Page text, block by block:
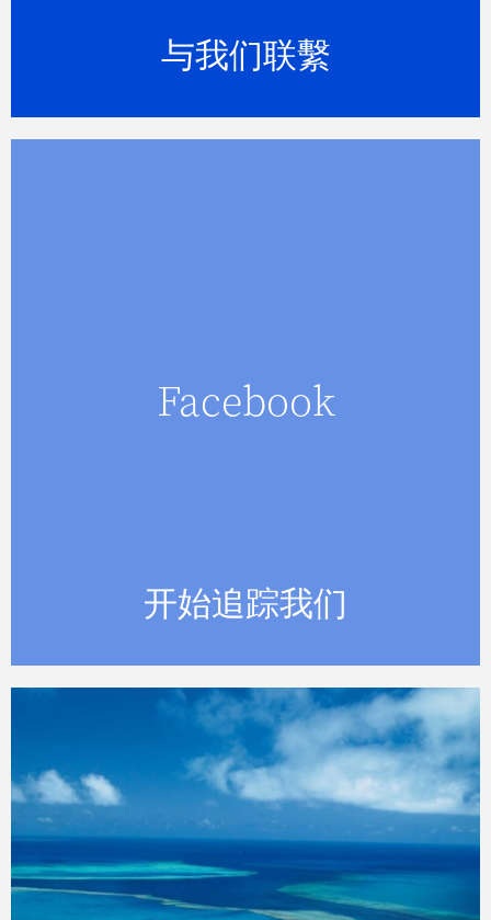
与我们联繫
开始追踪我们
Facebook
Facebook
在Facebook上找到我们，我们不断更
岛屿生活
哪裡可以玩乐